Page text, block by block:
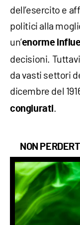
dell’esercito e
politici alla
un’enorme
decisioni.
da vasti settori
dicembre del
congiurati.
NON